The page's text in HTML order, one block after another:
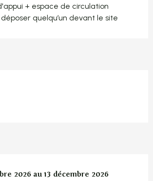
+ espace de circulation
quelqu’un devant le site
2026 au 13 décembre 2026
2026 au 13 décembre 2026